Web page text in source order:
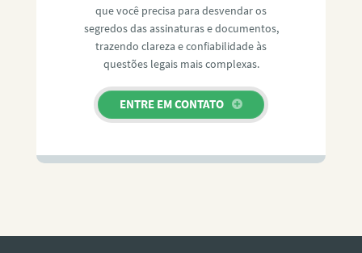
que você precisa para desvendar os
segredos das assinaturas e documentos,
trazendo clareza e confiabilidade às
questões legais mais complexas.
ENTRE EM CONTATO